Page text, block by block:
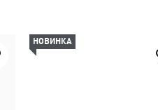
НОВИНКА